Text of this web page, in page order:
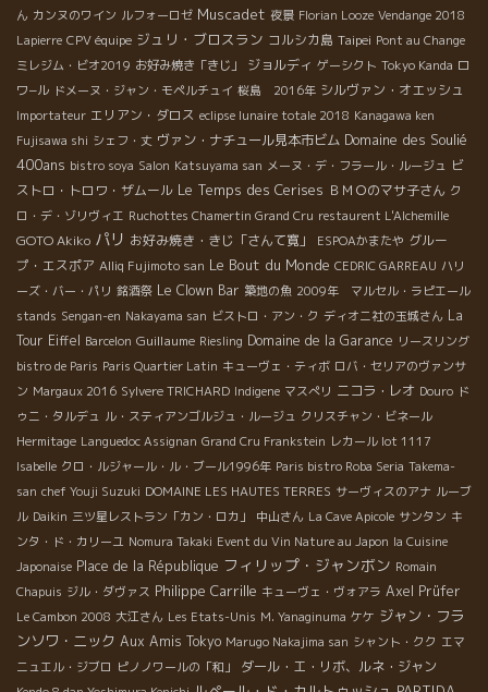
ん カンヌのワイン ルフォーロゼ Muscadet 夜景 Florian Looze Vendange 2018
Lapierre CPV équipe ジュリ・ブロスラン コルシカ島 Taipei Pont au Change
ミレジム・ビオ2019 お好み焼き「きじ」 ジョルディ ゲーシクト Tokyo Kanda ロ
ワ−ル ドメーヌ・ジャン・モペルチュイ 桜島 2016年 シルヴァン・オエッシュ
Importateur エリアン・ダロス eclipse lunaire totale 2018 Kanagawa ken
Fujisawa shi シェフ・丈 ヴァン・ナチュール見本市ビム Domaine des Soulié
400ans bistro soya Salon Katsuyama san メーヌ・デ・フラール・ルージュ ビ
ストロ・トロワ・ザムール Le Temps des Cerises ＢＭＯのマサ子さん ク
ロ・デ・ゾリヴィエ Ruchottes Chamertin Grand Cru restaurent L'Alchemille
GOTO Akiko パリ お好み焼き・きじ「さんて寛」 ESPOAかまたや グルー
プ・エスポア Alliq Fujimoto san Le Bout du Monde CEDRIC GARREAU ハリ
ーズ・バー・パリ 銘酒祭 Le Clown Bar 築地の魚 2009年 マルセル・ラピエール
stands Sengan-en Nakayama san ビストロ・アン・ク ディオニ社の玉城さん La
Tour Eiffel Barcelon Guillaume Riesling Domaine de la Garance リースリング
bistro de Paris Paris Quartier Latin キューヴェ・ティボ ロバ・セリアのヴァンサ
ン Margaux 2016 Sylvere TRICHARD Indigene マスぺリ ニコラ・レオ Douro ド
ゥニ・タルデュ ル・スティアンゴルジュ・ルージュ クリスチャン・ビネール
Hermitage Languedoc Assignan Grand Cru Frankstein レカール lot 1117
Isabelle クロ・ルジャール・ル・ブール1996年 Paris bistro Roba Seria Takema-
san chef Youji Suzuki DOMAINE LES HAUTES TERRES サーヴィスのアナ ルーブ
ル Daikin 三ツ星レストラン「カン・ロカ」 中山さん La Cave Apicole サンタン キ
ンタ・ド・カリーユ Nomura Takaki Event du Vin Nature au Japon la Cuisine
Japonaise Place de la République フィリップ・ジャンボン Romain
Chapuis ジル・ダヴァス Philippe Carrille キューヴェ・ヴォアラ Axel Prüfer
Le Cambon 2008 大江さん Les Etats-Unis M. Yanaginuma ケケ ジャン・フラ
ンソワ・ニック Aux Amis Tokyo Marugo Nakajima san シャント・クク エマ
ニュエル・ジブロ ピノノワールの「和」 ダール・エ・リボ、ルネ・ジャン